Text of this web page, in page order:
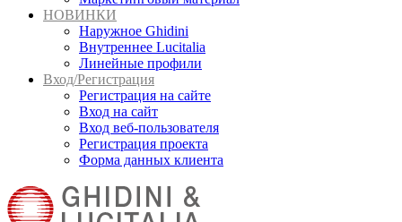
НОВИНКИ
Наружное Ghidini
Внутреннее Lucitalia
Линейные профили
Вход/Регистрация
Регистрация на сайте
Вход на сайт
Вход веб-пользователя
Регистрация проекта
Форма данных клиента